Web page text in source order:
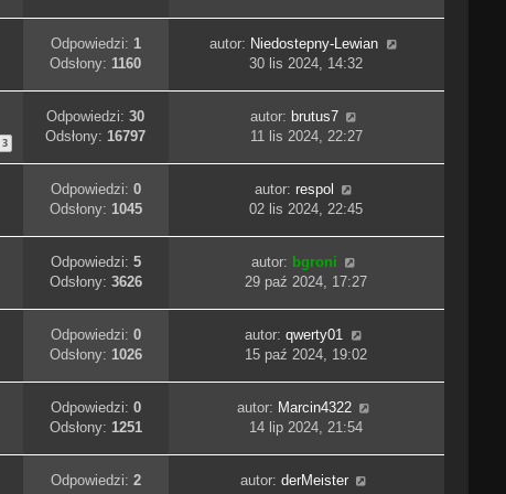
Odpowiedzi: 1
Odsłony:1160
autor: Niedostepny-Lewian
30 lis 2024, 14:32
3
Odpowiedzi:30
Odsłony:16797
autor: brutus7
11 lis 2024, 22:27
Odpowiedzi: 0
Odsłony: 1045
autor: respol
02 lis 2024, 22:45
Odpowiedzi: 5
Odsłony: 3626
autor: bgroni
29 paź 2024, 17:27
Odpowiedzi: 0
Odsłony: 1026
autor:qwerty01
15 paź 2024, 19:02
Odpowiedzi: 0
Odsłony: 1251
autor: Marcin4322
14 lip 2024, 21:54
Odpowiedzi: 2
autor: derMeister